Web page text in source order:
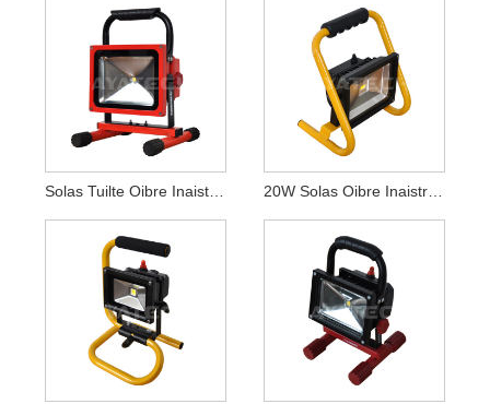
Solas Tuilte Oibre Inaistrithe Inaistrithe Faoi Stiúir 20W